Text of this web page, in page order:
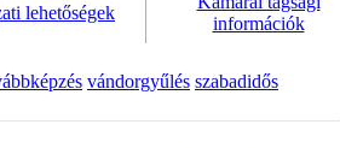
lehetőségek
információk
vándorgyűlés szabadidős